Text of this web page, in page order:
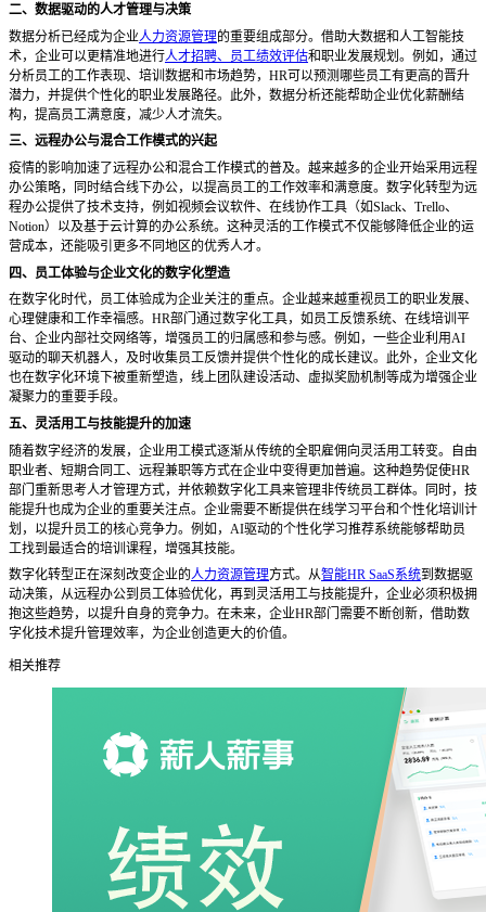
二、数据驱动的人才管理与决策
数据分析已经成为企业人力资源管理的重要组成部分。借助大数据和人工智能技
术，企业可以更精准地进行人才招聘、员工绩效评估和职业发展规划。例如，通过
分析员工的工作表现、培训数据和市场趋势， HR可以预测哪些员工有更高的晋升
潜力，并提供个性化的职业发展路径。此外，数据分析还能帮助企业优化薪酬结
构，提高员工满意度，减少人才流失。
三、远程办公与混合工作模式的兴起
疫情的影响加速了远程办公和混合工作模式的普及。越来越多的企业开始采用远程
办公策略，同时结合线下办公，以提高员工的工作效率和满意度。数字化转型为远
程办公提供了技术支持，例如视频会议软件、在线协作工具（如Slack、Trello、
Notion）以及基于云计算的办公系统。这种灵活的工作模式不仅能够降低企业的运
营成本，还能吸引更多不同地区的优秀人才。
四、员工体验与企业文化的数字化塑造
在数字化时代，员工体验成为企业关注的重点。企业越来越重视员工的职业发展、
心理健康和工作幸福感。 HR部门通过数字化工具，如员工反馈系统、在线培训平
台、企业内部社交网络等，增强员工的归属感和参与感。例如，一些企业利用AI
驱动的聊天机器人，及时收集员工反馈并提供个性化的成长建议。此外，企业文化
也在数字化环境下被重新塑造，线上团队建设活动、虚拟奖励机制等成为增强企业
凝聚力的重要手段。
五、灵活用工与技能提升的加速
随着数字经济的发展，企业用工模式逐渐从传统的全职雇佣向灵活用工转变。自由
职业者、短期合同工、远程兼职等方式在企业中变得更加普遍。这种趋势促使HR
部门重新思考人才管理方式，并依赖数字化工具来管理非传统员工群体。同时，技
能提升也成为企业的重要关注点。企业需要不断提供在线学习平台和个性化培训计
划，以提升员工的核心竞争力。例如，AI驱动的个性化学习推荐系统能够帮助员
工找到最适合的培训课程，增强其技能。
数字化转型正在深刻改变企业的人力资源管理方式。从智能HR SaaS系统到数据驱
动决策，从远程办公到员工体验优化，再到灵活用工与技能提升，企业必须积极拥
抱这些趋势，以提升自身的竞争力。在未来，企业HR部门需要不断创新，借助数
字化技术提升管理效率，为企业创造更大的价值。
相关推荐